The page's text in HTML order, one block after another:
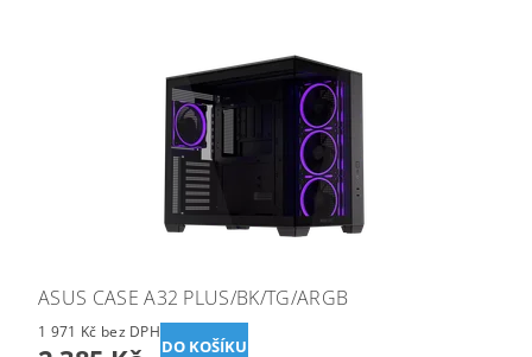
ASUS CASE A32 PLUS/BK/TG/ARGB
1 971 Kč bez DPH